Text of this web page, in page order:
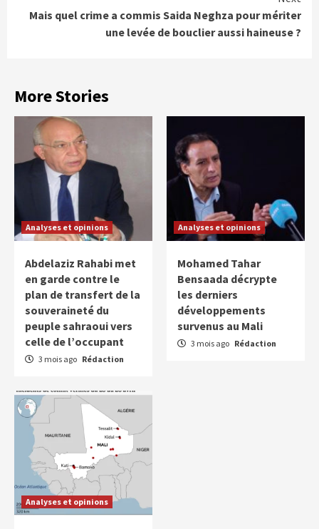
Mais quel crime a commis Saida Neghza pour mériter
une levée de bouclier aussi haineuse ?
More Stories
Analyses et opinions
Abdelaziz Rahabi met
en garde contre le
plan de transfert de la
souveraineté du
peuple sahraoui vers
celle de l’occupant
3 mois ago Rédaction
Analyses et opinions
Mohamed Tahar
Bensaada décrypte
les derniers
développements
survenus au Mali
3 mois ago Rédaction
Analyses et opinions